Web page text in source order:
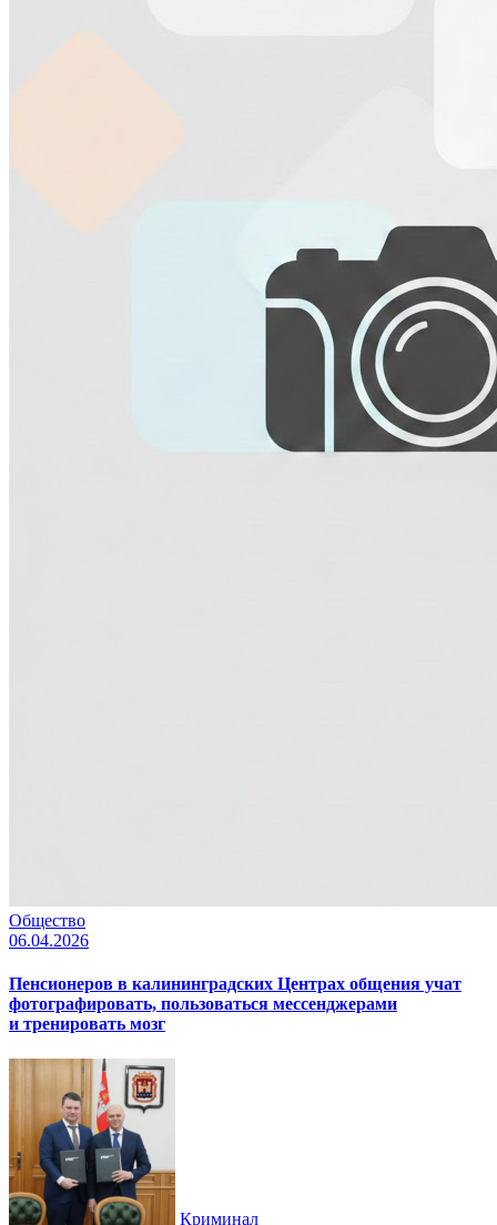
Общество
06.04.2026
Пенсионеров в калининградских Центрах общения учат
фотографировать, пользоваться мессенджерами
и тренировать мозг
Криминал